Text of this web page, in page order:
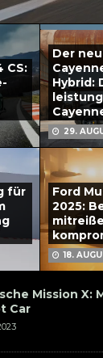
CS:
Der
Hybrid:
29.
für
Ford
2025:
18.
Mission X:
Car